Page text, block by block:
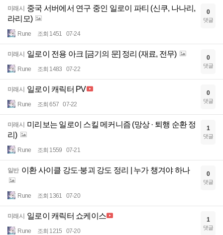
미래시 중국 서버에서 연구 중인 일로이 파티 (신쿠, 나나리,
라리모)
Rune 조회 1451 07-24
0
댓글
미래시 일로이 전용 아크 [금기의 문] 정리 (재료, 전무)
Rune 조회 1483 07-22
0
댓글
미래시 일로이 캐릭터 PV
Rune 조회 657 07-22
0
댓글
미래시 미리보는 일로이 스킬 메커니즘 (망상 · 퇴행 순환 정
리)
Rune 조회 1559 07-21
1
댓글
일반 이환 사이클 강도·붕괴 강도 정리 | 누가 챙겨야 하나
Rune 조회 1361 07-20
0
댓글
미래시 일로이 캐릭터 쇼케이스
Rune 조회 1215 07-20
1
댓글